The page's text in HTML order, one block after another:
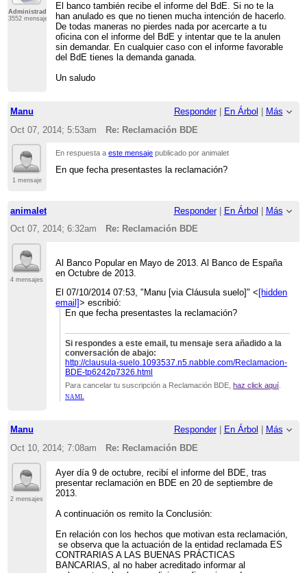
Administrador
3552 mensajes
El banco también recibe el informe del BdE. Si no te la
han anulado es que no tienen mucha intención de hacerlo.
De todas maneras no pierdes nada por acercarte a tu
oficina con el informe del BdE y intentar que te la anulen
sin demandar. En cualquier caso con el informe favorable
del BdE tienes la demanda ganada.
Un saludo
Manu Responder| En Árbol | Más
Oct 07, 2014; 5:53am
Re: Reclamación BDE
1 mensaje
En respuesta aeste mensaje publicado por animalet
En que fecha presentastes la reclamación?
animalet Responder| En Árbol | Más
Oct 07, 2014; 6:32am
Re: Reclamación BDE
4 mensajes
Al Banco Popular en Mayo de 2013. Al Banco de España
en Octubre de 2013.
El 07/10/2014 07:53, "Manu [via Cláusula suelo]" < [hidden
email]> escribió:
En que fecha presentastes la reclamación?
Si respondes a este email, tu mensaje sera añadido a la
conversación de abajo:
http://clausula-suelo.1093537.n5.nabble.com/Reclamacion-
BDE-tp6242p7326.html
Para cancelar tu suscripción a Reclamación BDE, haz click aquí.
NAML
Manu Responder| En Árbol
Más
Oct 10, 2014; 7:08am
Re: Reclamación BDE
2 mensajes
Ayer día 9 de octubre, recibí el informe del BDE, tras
presentar reclamación en BDE en 20 de septiembre de
2013.
A continuación os remito la Conclusión:
En relación con los hechos que motivan esta reclamación,
se observa que la actuación de la entidad reclamada ES
CONTRARIAS A LAS BUENAS PRÁCTICAS
BANCARIAS, al no haber acreditado informar al